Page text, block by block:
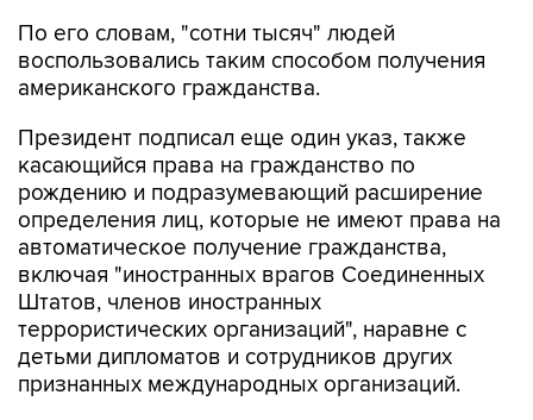
По его словам, "сотни тысяч" людей
воспользовались таким способом получения
американского гражданства.
Президент подписал еще один указ, также
касающийся права на гражданство по
рождению и подразумевающий расширение
определения лиц, которые не имеют права на
автоматическое получение гражданства,
включая "иностранных врагов Соединенных
Штатов, членов иностранных
террористических организаций", наравне с
детьми дипломатов и сотрудников других
признанных международных организаций.